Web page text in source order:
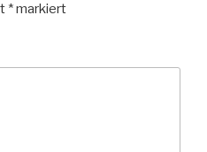
*markiert